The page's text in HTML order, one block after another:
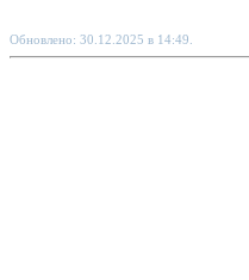
Обновлено: 30.12.2025 в 14:49.